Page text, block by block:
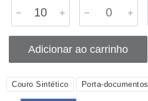
Adicionar ao carrinho
Couro Sintético Porta-documentos